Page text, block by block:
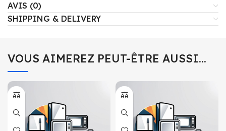
AVIS (0)
SHIPPING & DELIVERY
VOUS AIMEREZ PEUT-ÊTRE AUSSI…